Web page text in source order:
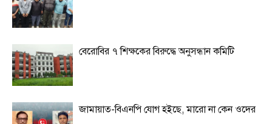
বেরোবির ৭ শিক্ষকের বিরুদ্ধে অনুসন্ধান কমিটি
জামায়াত-বিএনপি যোগ হইছে, মারো না কেন ওদের